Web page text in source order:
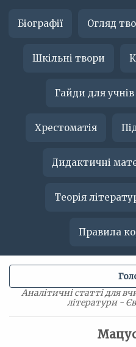
Біографії Огляд
Шкільні твори
Гайди для учнів
Хрестоматія
Дидактичні
Теорія
Правила
Аналітичні статті для
літератури -